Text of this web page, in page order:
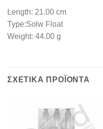
Length: 21.00 cm
Type:Solw Float
Weight: 44.00 g
ΣΧΕΤΙΚΆ ΠΡΟΪΌΝΤΑ